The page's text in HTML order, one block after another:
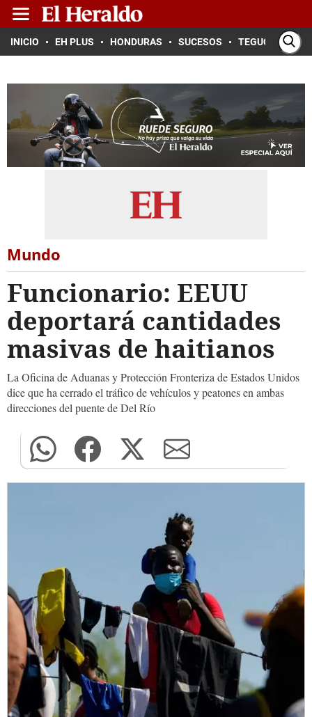
INICIO EH PLUS HONDURAS SUCESOS TEGUCIGALPA
Mundo
Funcionario: EEUU
deportará cantidades
masivas de haitianos
La Oficina de Aduanas y Protección Fronteriza de Estados Unidos
dice que ha cerrado el tráfico de vehículos y peatones en ambas
direcciones del puente de Del Río